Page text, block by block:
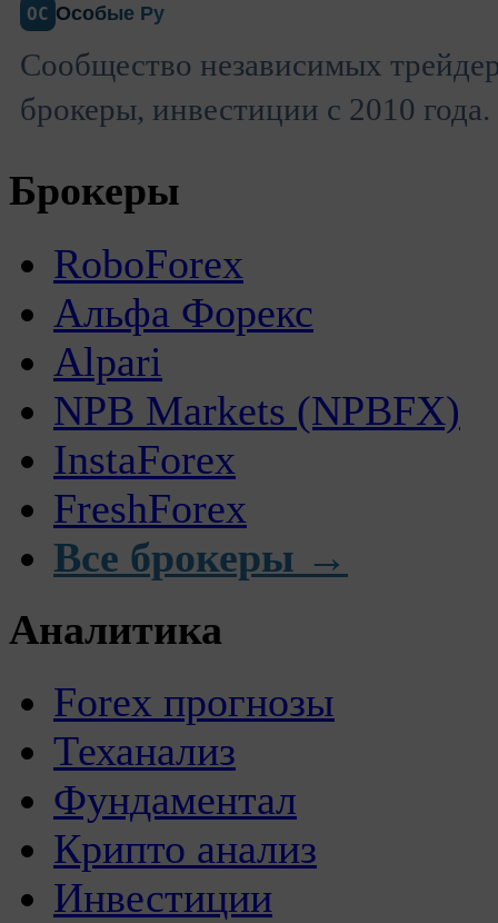
ОС Особые Ру
Сообщество независимых
брокеры, инвестиции с 2010 года.
Брокеры
RoboForex
Альфа Форекс
Alpari
NPB Markets (NPBFX)
InstaForex
FreshForex
Все брокеры →
Аналитика
Forex прогнозы
Теханализ
Фундаментал
Крипто анализ
Инвестиции